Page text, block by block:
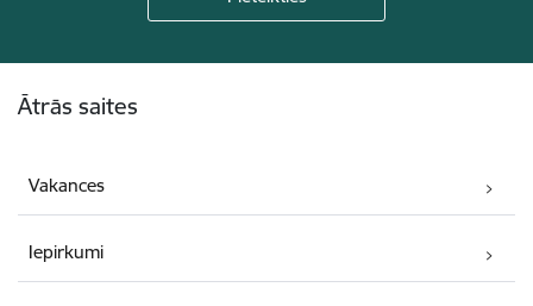
Ātrās saites
Vakances
Iepirkumi